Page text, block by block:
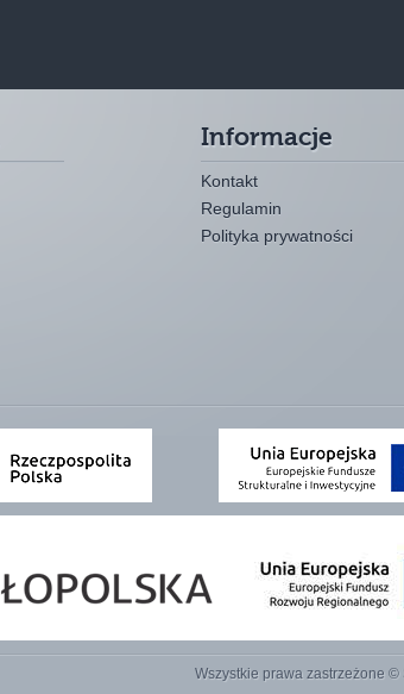
Informacje
Kontakt
Regulamin
Polityka prywatności
Wszystkie prawa zastrzeżone ©